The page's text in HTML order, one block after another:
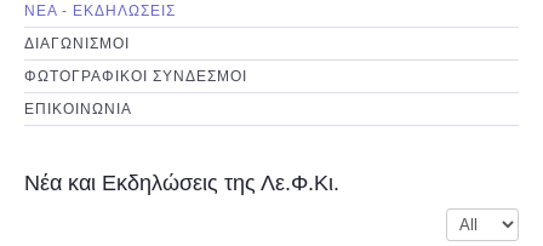
ΝΕΑ - ΕΚΔΗΛΩΣΕΙΣ
ΔΙΑΓΩΝΙΣΜΟΙ
ΦΩΤΟΓΡΑΦΙΚΟΙ ΣΥΝΔΕΣΜΟΙ
ΕΠΙΚΟΙΝΩΝΙΑ
Νέα και Εκδηλώσεις της Λε.Φ.Κι.
Display #